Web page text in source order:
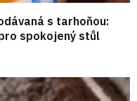
s tarhoňou:
spokojený stůl